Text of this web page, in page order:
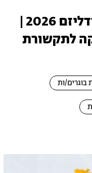
אירוע נעילה – טכנופיאודליזם 2026 |
לתקשורת
בוגרים/ות